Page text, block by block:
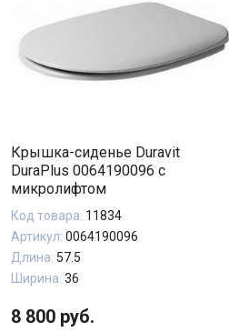
Крышка-сиденье Duravit
DuraPlus 0064190096 с
микролифтом
Код товара: 11834
Артикул: 0064190096
Длина: 57.5
Ширина: 36
8 800 руб.